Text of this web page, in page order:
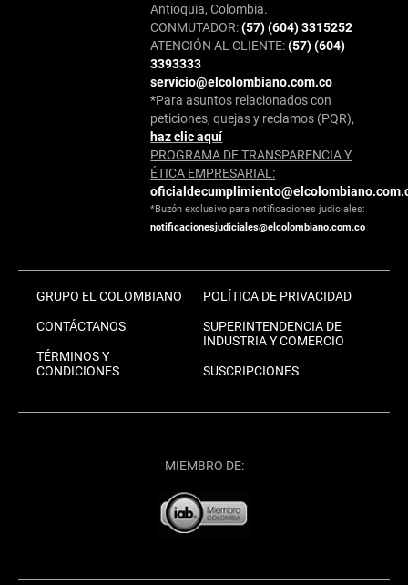
Antioquia, Colombia.
CONMUTADOR:(57) (604) 3315252
ATENCIÓN AL CLIENTE:(57) (604)
3393333
servicio@elcolombiano.com.co
*Para asuntos relacionados con
peticiones, quejas y reclamos (PQR),
haz clic aquí
PROGRAMA DE TRANSPARENCIA Y
ÉTICA EMPRESARIAL:
*Buzón exclusivo para notificaciones judiciales:
notificacionesjudiciales@elcolombiano.com.co
GRUPO EL COLOMBIANO
CONTÁCTANOS
TÉRMINOS Y
CONDICIONES
POLÍTICA DE PRIVACIDAD
SUPERINTENDENCIA DE
INDUSTRIA Y COMERCIO
SUSCRIPCIONES
MIEMBRO DE: